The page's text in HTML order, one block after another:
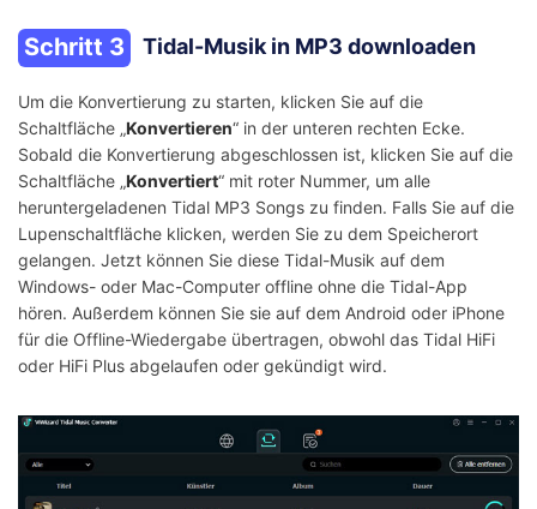
Schritt 3 Tidal-Musik in MP3 downloaden
Um die Konvertierung zu starten, klicken Sie auf die
Schaltfläche „Konvertieren“ in der unteren rechten Ecke.
Sobald die Konvertierung abgeschlossen ist, klicken Sie auf die
Schaltfläche „Konvertiert“ mit roter Nummer, um alle
heruntergeladenen Tidal MP3 Songs zu finden. Falls Sie auf die
Lupenschaltfläche klicken, werden Sie zu dem Speicherort
gelangen. Jetzt können Sie diese Tidal-Musik auf dem
Windows- oder Mac-Computer offline ohne die Tidal-App
hören. Außerdem können Sie sie auf dem Android oder iPhone
für die Offline-Wiedergabe übertragen, obwohl das Tidal HiFi
oder HiFi Plus abgelaufen oder gekündigt wird.